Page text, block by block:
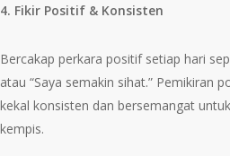
4. Fikir Positif & Konsisten
Bercakap perkara positif setiap hari
atau “Saya semakin sihat.” Pemikiran
kekal konsisten dan bersemangat
kempis.